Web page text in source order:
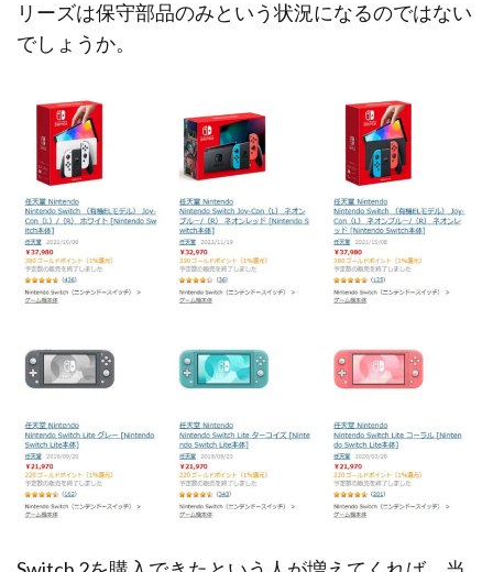
リーズは保守部品のみという状況になるのではない
でしょうか。